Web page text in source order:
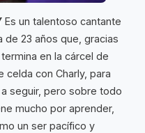
Es un talentoso cantante
23 años que, gracias
en la cárcel de
celda con Charly, para
seguir, pero sobre todo
mucho por aprender,
un ser pacífico y